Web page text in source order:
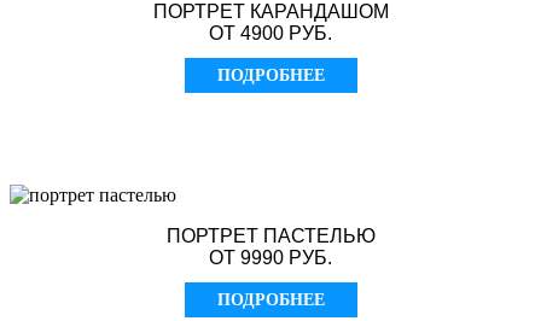
ПОРТРЕТ КАРАНДАШОМ
ОТ 4900 РУБ.
ПОДРОБНЕЕ
ПОРТРЕТ ПАСТЕЛЬЮ
ОТ 9990 РУБ.
ПОДРОБНЕЕ